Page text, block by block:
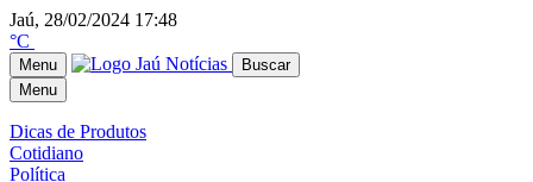
Jaú, 28/02/2024 17:48
°C
Menu
Buscar
Menu
Dicas de Produtos
Cotidiano
Política